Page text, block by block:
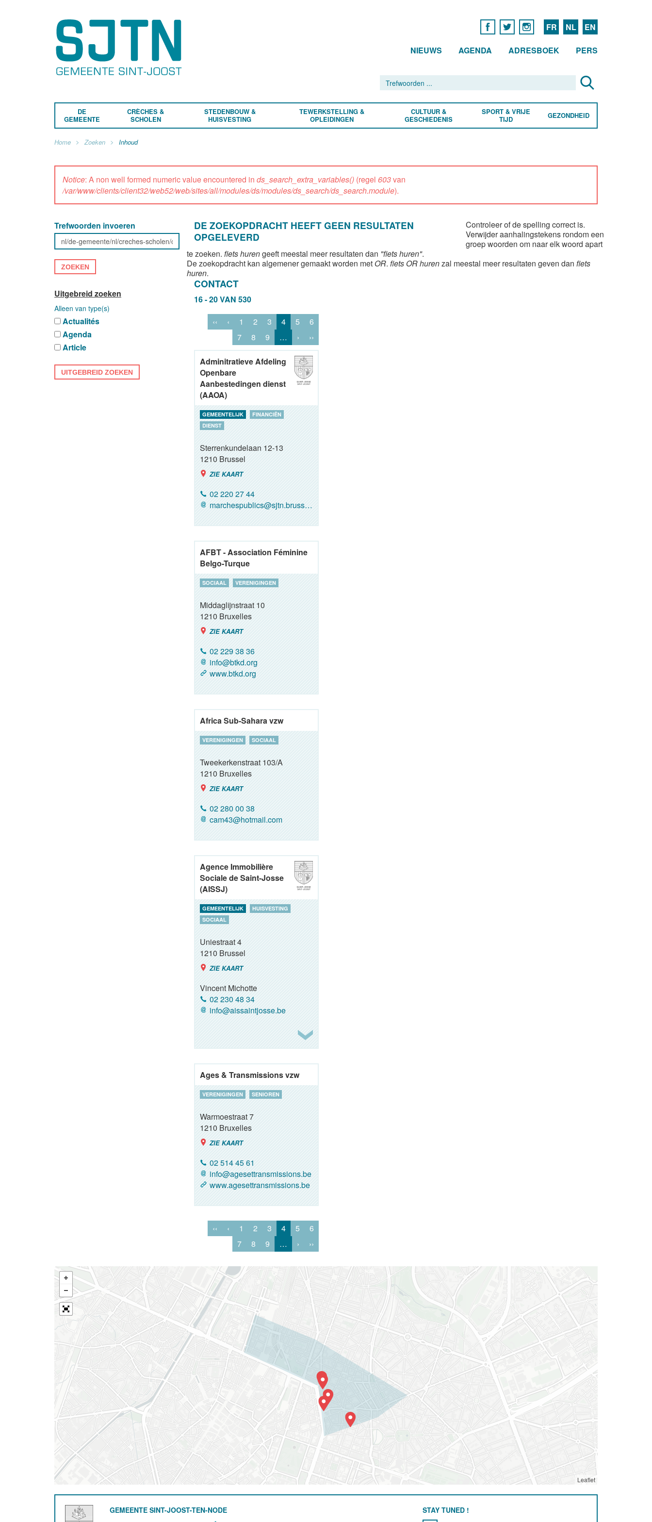
FR NL EN
NIEUWS AGENDA ADRESBOEK PERS
DE
GEMEENTE
CRÈCHES &
SCHOLEN
STEDENBOUW &
HUISVESTING
TEWERKSTELLING &
OPLEIDINGEN
CULTUUR &
GESCHIEDENIS
SPORT & VRIJE
TIJD
GEZONDHEID
Home Zoeken Inhoud
Notice: A non well formed numeric value encountered in ds_search_extra_variables() (regel 603van
/var/www/clients/client32/web52/web/sites/all/modules/ds/modules/ds_search/ds_search.module).
Trefwoorden invoeren
ZOEKEN
Uitgebreid zoeken
Alleen van type(s)
Actualités
Agenda
Article
UITGEBREID ZOEKEN
DE ZOEKOPDRACHT HEEFT GEEN RESULTATEN
OPGELEVERD
Controleer of de spelling correct is.
Verwijder aanhalingstekens rondom een
groep woorden om naar elk woord apart
te zoeken. fiets hurengeeft meestal meer resultaten dan "fiets huren".
De zoekopdracht kan algemener gemaakt worden met OR. fiets OR hurenzal meestal meer resultaten geven dan fiets
huren.
CONTACT
16 - 20 VAN 530
‹‹
‹ 1 2 3 4 5
6
7
8 9 … › ››
Adminitratieve Afdeling
Openbare
Aanbestedingen dienst
(AAOA)
GEMEENTELIJK
FINANCIËN
DIENST
Sterrenkundelaan 12-13
1210Brussel
ZIE KAART
02 220 27 44
marchespublics@sjtn.brussels
AFBT - Association Féminine
Belgo-Turque
SOCIAAL VERENIGINGEN
Middaglijnstraat 10
1210Bruxelles
ZIE KAART
02 229 38 36
info@btkd.org
www.btkd.org
Africa Sub-Sahara vzw
VERENIGINGEN SOCIAAL
Tweekerkenstraat 103/A
1210Bruxelles
ZIE KAART
02 280 00 38
cam43@hotmail.com
Agence Immobilière
Sociale de Saint-Josse
(AISSJ)
GEMEENTELIJK
HUISVESTING
SOCIAAL
Uniestraat 4
1210Brussel
ZIE KAART
Vincent Michotte
02 230 48 34
info@aissaintjosse.be
Ages & Transmissions vzw
VERENIGINGEN SENIOREN
Warmoestraat 7
1210Bruxelles
ZIE KAART
02 514 45 61
info@agesettransmissions.be
www.agesettransmissions.be
‹‹ ‹ 1 2 3 4 5
6
7
8 9 … › ››
Leaflet
GEMEENTE SINT-JOOST-TEN-NODE
STAY TUNED !